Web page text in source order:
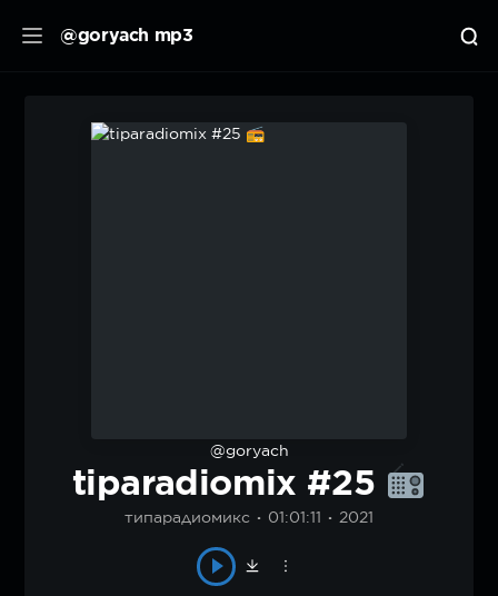
@goryach mp3
@goryach
tiparadiomix #25
типарадиомикс 01:01:11 2021